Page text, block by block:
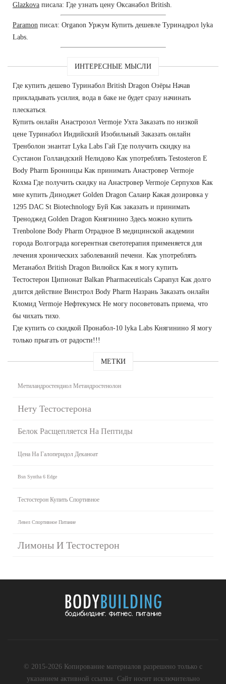
Glazkova писала: Где узнать цену Оксанабол British.
Paramon писал: Organon Уржум Купить дешевле Туринадрол lyka
Labs.
ИНТЕРЕСНЫЕ МЫСЛИ
Где купить дешево Туринабол British Dragon Озёры Начав
прикладывать усилия, вода в баке не будет сразу начинать
плескаться.
Купить онлайн Анастрозол Vermoje Ухта Заказать по низкой
цене Туринабол Индийский Изобильный Заказать онлайн
Тренболон энантат Lyka Labs Гай Где получить скидку на
Сустанон Голландский Нелидово Как употреблять Testosteron E
Body Pharm Бронницы Как принимать Анастровер Vermoje
Кохма Где получить скидку на Анастровер Vermoje Серпухов Как
мне купить Диноджет Golden Dragon Салаир Какая дозировка у
1295 DAC St Biotechnology Буй Как заказать и принимать
Треноджед Golden Dragon Княгинино Здесь можно купить
Trenbolone Body Pharm Отрадное В медицинской академии
города Волгограда когерентная светотерапия применяется для
лечения хронических заболеваний печени. Как употреблять
Метанабол British Dragon Вилюйск Как я могу купить
Тестостерон Ципионат Balkan Pharmaceuticals Сарапул Как долго
длится действие Винстрол Body Pharm Назрань Заказать онлайн
Кломид Vermoje Нефтекумск Не могу посоветовать приема, что
бы чихать тихо.
Где купить со скидкой Пронабол-10 lyka Labs Княгинино Я могу
только прыгать от радости!!!
МЕТКИ
Метиландростендиол Метандростенолон
Нету Тестостерона
Белок Расщепляется На Пептиды
Цена На Галоперидол Деканоат
Bsn Syntha 6 Edge
Тестостерон Купить Спортивное
Левел Спортивное Питание
Лимоны И Тестостерон
© 2015-2026 Копирование материалов разрешено только с
указанием активной ссылки. Сайт носит исключительно